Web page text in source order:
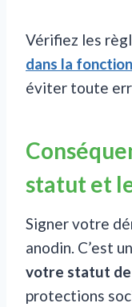
Vérifiez les
dans la
éviter toute
statut et
Signer votre
anodin. C’est
votre statut
protections